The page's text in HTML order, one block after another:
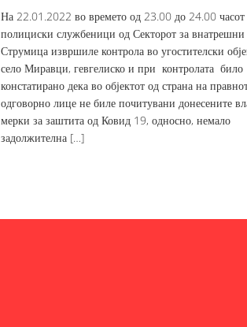
На 22.01.2022 во времето од 23.00 до 24.00 часот
полициски службеници од Секторот за внатрешни
Струмица извршиле контрола во угостителски
село Миравци, гевгелиско и при контролата било
констатирано дека во објектот од страна на
одговорно лице не биле почитувани донесените
мерки за заштита од Ковид 19, односно, немало
задолжителна […]